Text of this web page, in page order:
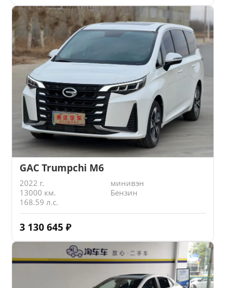
GAC Trumpchi M6
2022 г.
минивэн
13000 км.
Бензин
168.59 л.с.
3 130 645 ₽